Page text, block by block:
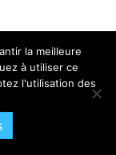
la meilleure
à utiliser ce
l'utilisation des